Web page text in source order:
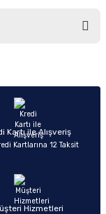
tarafımıza
Kartı ile Alışveriş
Kartlarına 12 Taksit
Hizmetleri